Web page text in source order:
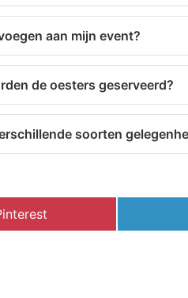
aan mijn event?
de oesters geserveerd?
soorten